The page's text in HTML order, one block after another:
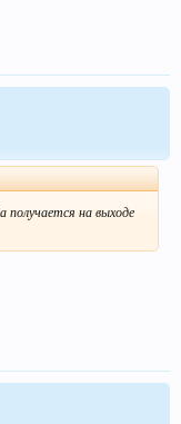
получается на выходе